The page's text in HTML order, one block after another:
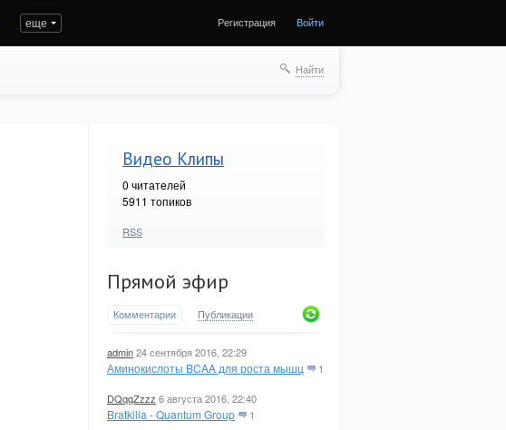
еще Регистрация Войти
Найти
Видео Клипы
0 читателей
5911 топиков
RSS
Прямой эфир
Комментарии Публикации
admin24 сентября 2016, 22:29
Аминокислоты BCAA для роста мышц 1
DQqqZzzz 6 августа 2016, 22:40
Bratkilla - Quantum Group 1